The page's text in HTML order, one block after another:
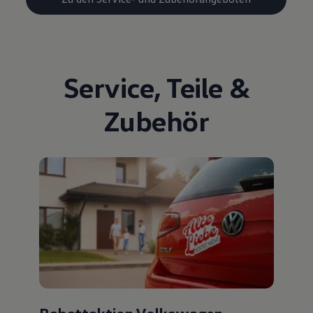
Service, Teile &
Zubehör